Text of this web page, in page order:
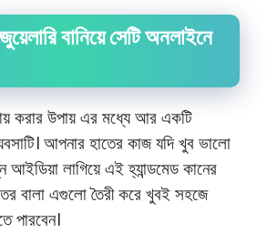
বানিয়ে সেটি অনলাইনে
করার উপায় এর মধ্যে আর একটি
আপনার হাতের কাজ যদি খুব ভালো
লাগিয়ে এই হ্যান্ডমেড কানের
বালা এগুলো তৈরী করে খুবই সহজে
পারবেন।